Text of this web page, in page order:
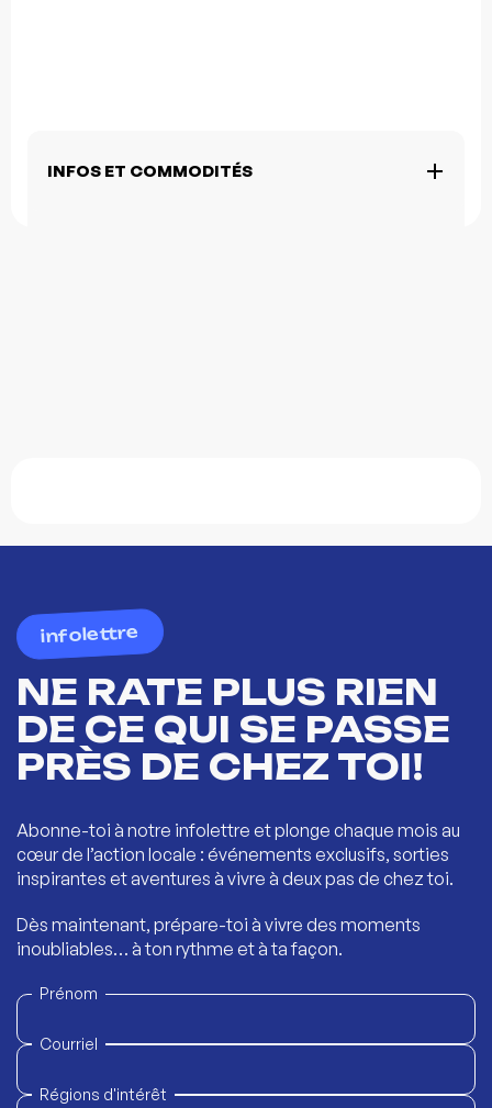
INFOS ET COMMODITÉS
infolettre
NE RATE PLUS RIEN
DE CE QUI SE PASSE
PRÈS DE CHEZ TOI!
Abonne-toi à notre infolettre et plonge chaque mois au
cœur de l’action locale : événements exclusifs, sorties
inspirantes et aventures à vivre à deux pas de chez toi.
Dès maintenant, prépare-toi à vivre des moments
inoubliables… à ton rythme et à ta façon.
Prénom
Courriel
Régions d'intérêt